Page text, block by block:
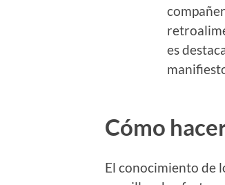
es
Cómo
El conocimiento de